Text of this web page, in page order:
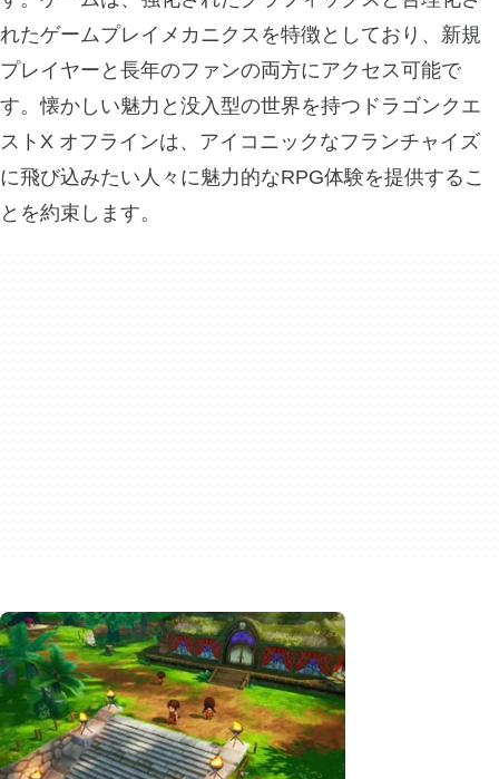
れたゲームプレイメカニクスを特徴としており、新規
プレイヤーと長年のファンの両方にアクセス可能で
す。懐かしい魅力と没入型の世界を持つドラゴンクエ
ストX オフラインは、アイコニックなフランチャイズ
に飛び込みたい人々に魅力的なRPG体験を提供するこ
とを約束します。